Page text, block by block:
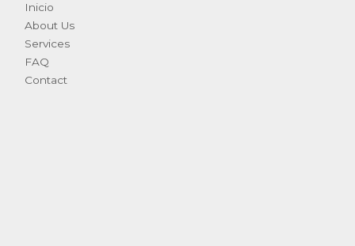
Inicio
About Us
Services
FAQ
Contact